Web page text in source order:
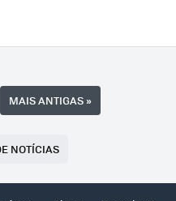
MAIS ANTIGAS»
NOTÍCIAS